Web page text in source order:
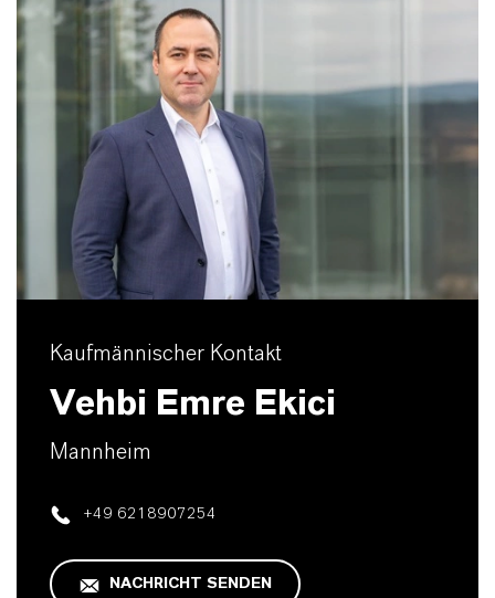
Kaufmännischer Kontakt
Vehbi Emre Ekici
Mannheim
+49 6218907254
NACHRICHT SENDEN